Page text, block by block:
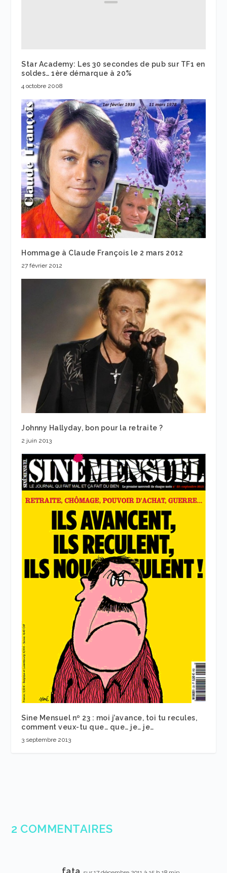
Star Academy: Les 30 secondes de pub sur TF1 en
soldes… 1ère démarque à 20%
4 octobre 2008
Hommage à Claude François le 2 mars 2012
27 février 2012
Johnny Hallyday, bon pour la retraite ?
2 juin 2013
Sine Mensuel nº 23 : moi j’avance, toi tu recules,
comment veux-tu que… que… je… je…
3 septembre 2013
2 COMMENTAIRES